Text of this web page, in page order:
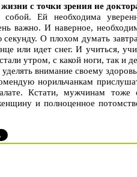
с точки зрения не
Ей необходима
важно. И наверное,
О плохом думать
или идет снег. И учиться,
утром, с какой ноги, так и
внимание своему
норильчанкам
Кстати, мужчинам тоже
и полноценное